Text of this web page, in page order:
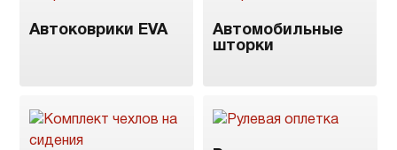
Автоковрики EVA
Автомобильные
шторки